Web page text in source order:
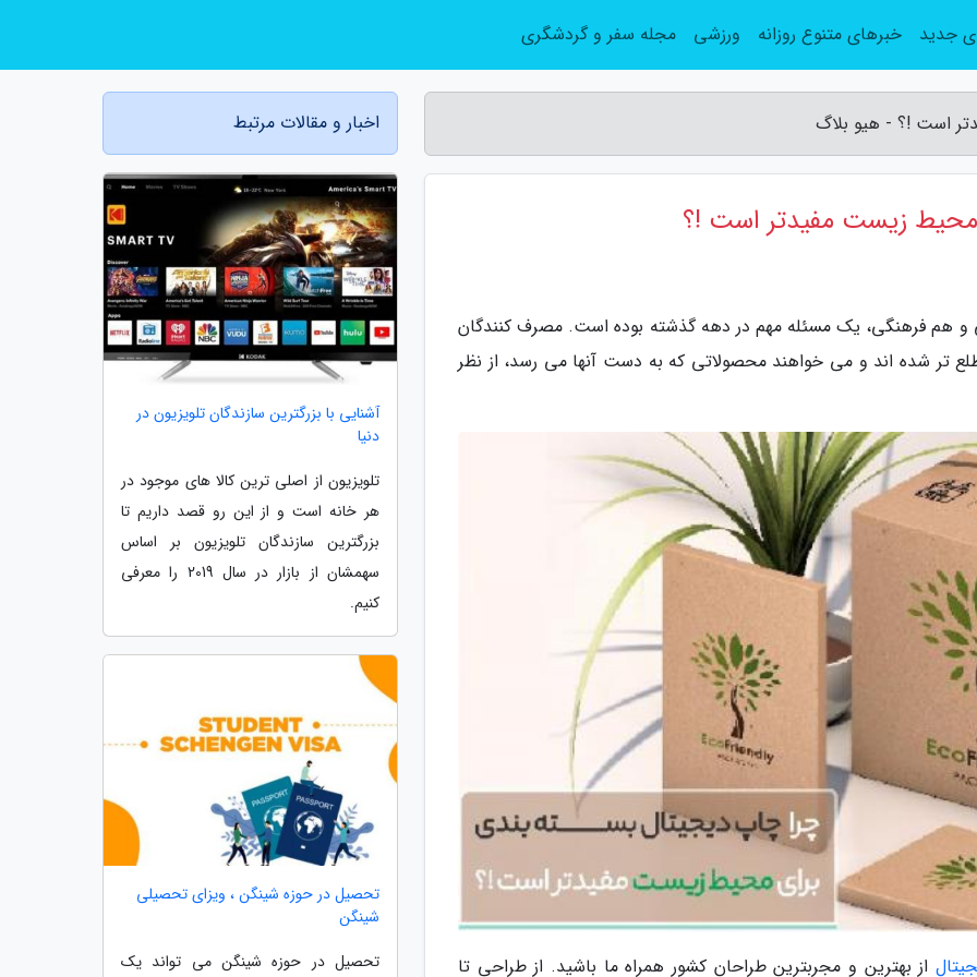
است !؟ - هیو بلاگ
محیط زیست مفیدتر است !؟
و هم فرهنگی، یک مسئله مهم در دهه گذشته بوده است. مصرف کنندگان
تر شده اند و می خواهند محصولاتی که به دست آنها می رسد، از نظر
از بهترین و مجربترین طراحان کشور همراه ما باشید. از طراحی تا
اخبار و مقالات مرتبط
آشنایی با بزرگترین سازندگان تلویزیون در
دنیا
تلویزیون از اصلی ترین کالا های موجود در
هر خانه است و از این رو قصد داریم تا
بزرگترین سازندگان تلویزیون بر اساس
سهمشان از بازار در سال 2019 را معرفی
کنیم.
تحصیل در حوزه شینگن ، ویزای تحصیلی
شینگن
تحصیل در حوزه شینگن می تواند یک
جدید خبرهای متنوع روزانه ورزشی مجله سفر و گردشگری